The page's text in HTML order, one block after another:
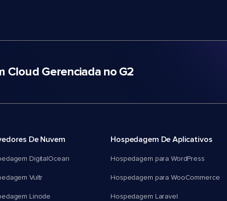
Cloud Gerenciada no G2
De Nuvem
DigitalOcean
Vultr
Linode
Hospedagem De Aplicativos
Hospedagem para WordPress
Hospedagem para WooCommerce
Hospedagem Laravel